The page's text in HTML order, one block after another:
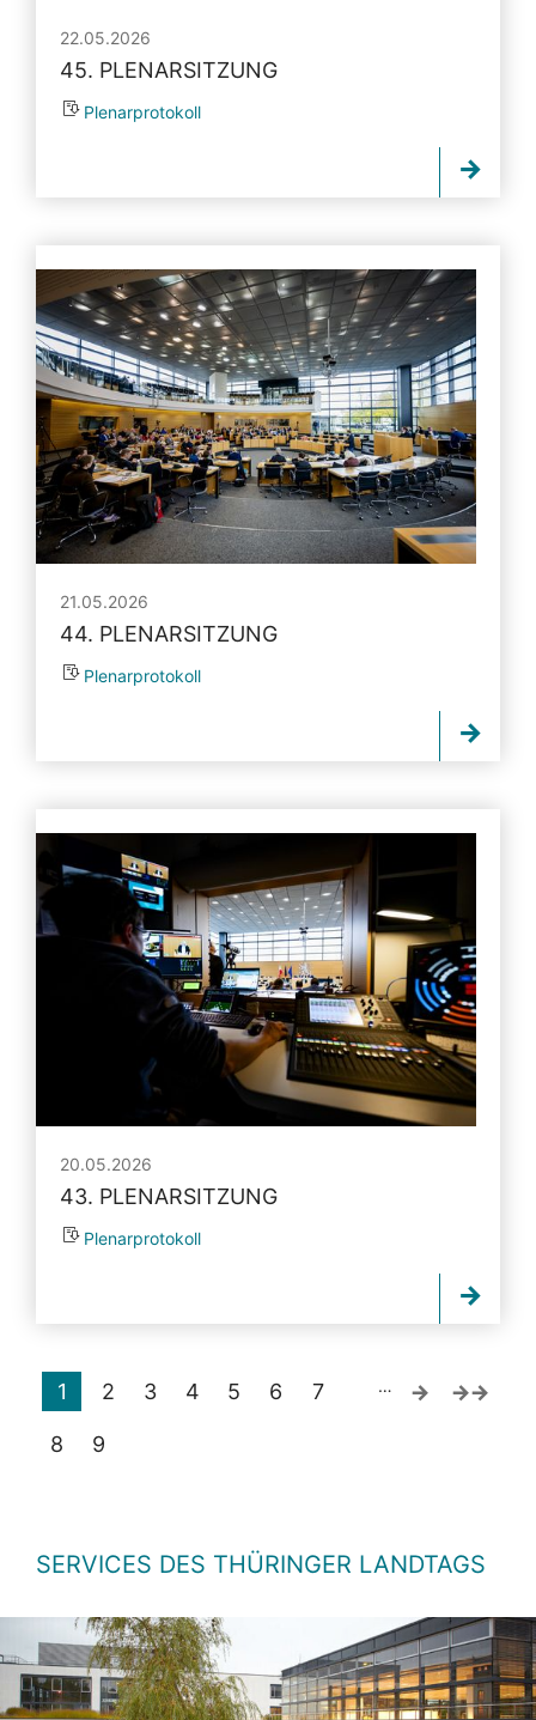
22.05.2026
45. PLENARSITZUNG
Plenarprotokoll
21.05.2026
44. PLENARSITZUNG
Plenarprotokoll
20.05.2026
43. PLENARSITZUNG
Plenarprotokoll
1 2 3 4 5 6 7
8 9
…
SERVICES DES THÜRINGER LANDTAGS